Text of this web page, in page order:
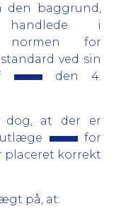
den baggrund,
i
normen for
ved sin
den 4.
dog, at der er
for
placeret korrekt
på, at: